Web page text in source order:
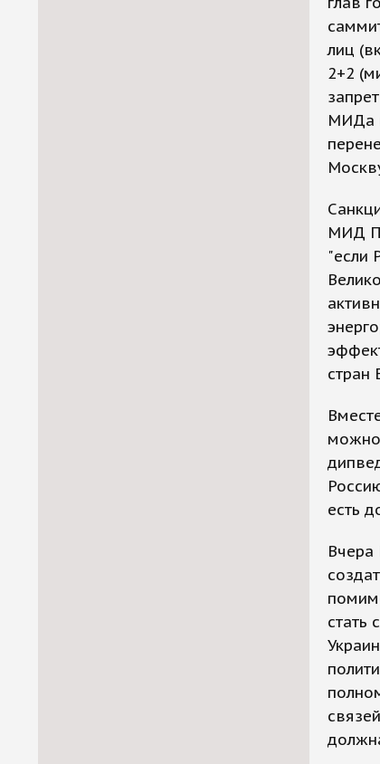
лиц
2+2
МИДа
МИД
"если
стран
можно
есть
стать